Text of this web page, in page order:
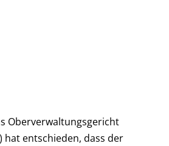
Oberverwaltungsgericht
hat entschieden, dass der